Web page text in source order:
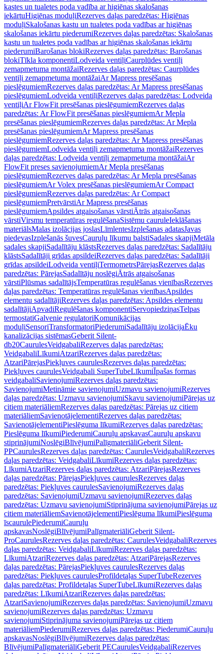
kastes un tualetes poda vadība ar higiēnas skalošanas
iekārtuHigiēnas moduļiRezerves daļas paredzētas: Higiēnas
moduļiSkalošanas kastu un tualetes poda vadības ar higiēnas
skalošanas iekārtu piederumiRezerves daļas paredzētas: Skalošanas
kastu un tualetes poda vadības ar higiēnas skalošanas iekārtu
piederumiBarošanas blokiRezerves daļas paredzētas: Barošanas
blokiTīkla komponentiLodveida ventiļiCaurplūdes ventiļi
zemapmetuma montāžaiRezerves daļas paredzētas: Caurplūdes
ventiļi zemapmetuma montāžaiAr Mapress presēšanas
pieslēgumiemRezerves daļas paredzētas: Ar Mapress presēšanas
pieslēgumiemLodveida ventiļiRezerves daļas paredzētas: Lodveida
ventiļiAr FlowFit presēšanas pieslēgumiemRezerves daļas
paredzētas: Ar FlowFit presēšanas pieslēgumiemAr Mepla
presēšanas pieslēgumiemRezerves daļas paredzētas: Ar Mepla
presēšanas pieslēgumiemAr Mapress presēšanas
pieslēgumiemRezerves daļas paredzētas: Ar Mapress presēšanas
pieslēgumiemLodveida ventiļi zemapmetuma montāžaiRezerves
daļas paredzētas: Lodveida ventiļi zemapmetuma montāžaiAr
FlowFit preses savienojumiemAr Mepla presēšanas
pieslēgumiemRezerves daļas paredzētas: Ar Mepla presēšanas
pieslēgumiemAr Volex presēšanas pieslēgumiemAr Compact
pieslēgumiemRezerves daļas paredzētas: Ar Compact
pieslēgumiemPretvārstiAr Mapress presēšanas
pieslēgumiemApsildes atgaisošanas vārstiĀtrās atgaisošanas
vārstiVirsmu temperatūras regulēšanaSistēmu cauruleIeklāšanas
materiālsMalas izolācijas joslasLīmlentesIzplešanas adatasJavas
piedevasIzplešanās šuvesCauruļu līkumu balstiSadales skapjiMetāla
sadales skapjiSadalītāju klāstsRezerves daļas paredzētas: Sadalītāju
klāstsSadalītāji grīdas apsildeiRezerves daļas paredzētas: Sadalītāji
grīdas apsildeiLodveida ventiļiTermometrsPārejasRezerves daļas
paredzētas: PārejasSadalītāju noslēgiĀtrās atgaisošanas
vārstiPlūsmas sadalītājsTemperatūras regulēšanas vienībasRezerves
daļas paredzētas: Temperatūras regulēšanas vienībasApsildes
elementu sadalītājiRezerves daļas paredzētas: Apsildes elementu
sadalītājiApvadiRegulēšanas komponentiServopiedziņasTelpas
termostatiGalvenie regulatoriKomunikācijas
moduļiSensoriTransformatoriPiederumiSadalītāju izolācijaĒku
kanalizācijas sistēmasGeberit Silent-
db20CaurulesVeidgabaliRezerves daļas paredzētas:
VeidgabaliLīkumiAtzariRezerves daļas paredzētas:
AtzariPārejasPiekļuves caurulesRezerves daļas paredzētas:
Piekļuves caurulesVeidgabali SuperTubeLīkumiĪpašas formas
veidgabaliSavienojumiRezerves daļas paredzētas:
SavienojumiMetināmie savienojumiUzmavu savienojumiRezerves
daļas paredzētas: Uzmavu savienojumiSkavu savienojumiPārejas uz
citiem materiāliemRezerves daļas paredzētas: Pārejas uz citiem
materiāliemSavienotājelementiRezerves daļas paredzētas:
SavienotājelementiPieslēguma līkumiRezerves daļas paredzētas:
Pieslēguma līkumiPiederumiCauruļu apskavasCauruļu apskavu
stiprinājumiNoslēgiBlīvējumiPalīgmateriāliGeberit Silent-
PPCaurulesRezerves daļas paredzētas: CaurulesVeidgabaliRezerves
daļas paredzētas: VeidgabaliLīkumiRezerves daļas paredzētas:
LīkumiAtzariRezerves daļas paredzētas: AtzariPārejasRezerves
daļas paredzētas: PārejasPiekļuves caurulesRezerves daļas
paredzētas: Piekļuves caurulesSavienojumiRezerves daļas
paredzētas: SavienojumiUzmavu savienojumiRezerves daļas
paredzētas: Uzmavu savienojumiStiprinājuma savienojumiPārejas uz
citiem materiāliemSavienotājelementiPieslēguma līkumiPieslēguma
īscaurulePiederumiCauruļu
apskavasNoslēgiBlīvējumiPalīgmateriāliGeberit Silent-
ProCaurulesRezerves daļas paredzētas: CaurulesVeidgabaliRezerves
daļas paredzētas: VeidgabaliLīkumiRezerves daļas paredzētas:
LīkumiAtzariRezerves daļas paredzētas: AtzariPārejasRezerves
daļas paredzētas: PārejasPiekļuves caurulesRezerves daļas
paredzētas: Piekļuves caurulesProfildetaļas SuperTubeRezerves
daļas paredzētas: Profildetaļas SuperTubeLīkumiRezerves daļas
paredzētas: LīkumiAtzariRezerves daļas paredzētas:
AtzariSavienojumiRezerves daļas paredzētas: SavienojumiUzmavu
savienojumiRezerves daļas paredzētas: Uzmavu
savienojumiStiprinājuma savienojumiPārejas uz citiem
materiāliemPiederumiRezerves daļas paredzētas: PiederumiCauruļu
apskavasNoslēgiBlīvējumiRezerves daļas paredzētas:
BlīvējumiPalīgmateriāliGeberit PECaurulesVeidgabaliRezerves